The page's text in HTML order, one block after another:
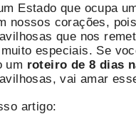
Estado que ocupa
nossos corações,
que nos
especiais. Se
um roteiro de 8 dias
vai amar
artigo: